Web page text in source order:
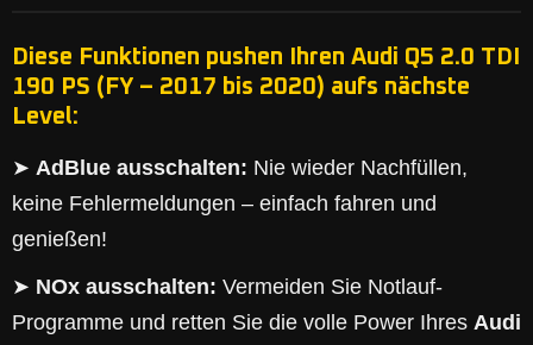
Diese Funktionen pushen Ihren Audi Q5 2.0 TDI
190 PS (FY – 2017 bis 2020) aufs nächste
Level:
➤ AdBlue ausschalten: Nie wieder Nachfüllen,
keine Fehlermeldungen – einfach fahren und
genießen!
➤ NOx ausschalten: Vermeiden Sie Notlauf-
Programme und retten Sie die volle Power Ihres Audi